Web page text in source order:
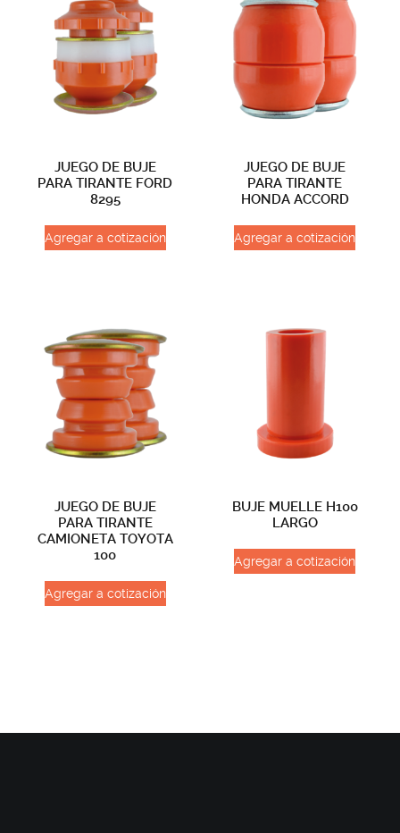
JUEGO DE BUJE
PARA TIRANTE FORD
8295
Agregar a cotización
JUEGO DE BUJE
PARA TIRANTE
HONDA ACCORD
Agregar a cotización
JUEGO DE BUJE
PARA TIRANTE
CAMIONETA TOYOTA
100
Agregar a cotización
BUJE MUELLE H100
LARGO
Agregar a cotización